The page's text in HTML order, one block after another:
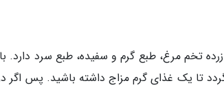
تخم مرغ، طبع گرم و سفیده، طبع سرد دارد.
تا یک غذای گرم مزاج داشته باشید. پس اگر